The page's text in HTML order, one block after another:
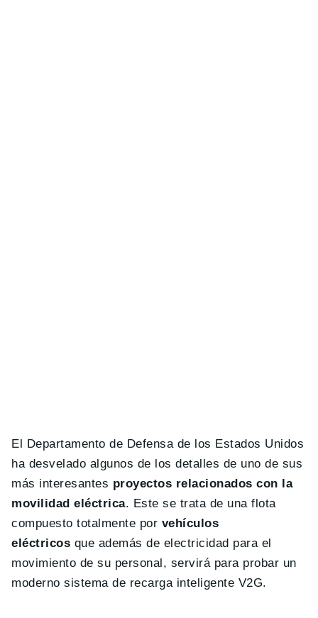
El Departamento de Defensa de los Estados Unidos
ha desvelado algunos de los detalles de uno de sus
más interesantes proyectos relacionados con la
movilidad eléctrica. Este se trata de una flota
compuesto totalmente por vehículos
eléctricos que además de electricidad para el
movimiento de su personal, servirá para probar un
moderno sistema de recarga inteligente V2G.